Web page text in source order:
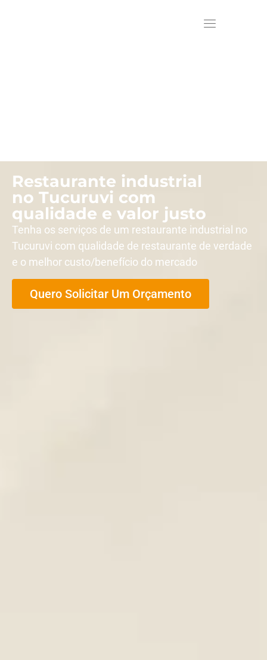
Restaurante industrial
no Tucuruvi com
qualidade e valor justo
Tenha os serviços de um restaurante industrial no
Tucuruvi com qualidade de restaurante de verdade
e o melhor custo/benefício do mercado
Quero Solicitar Um Orçamento